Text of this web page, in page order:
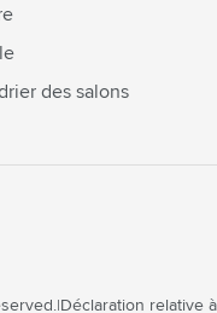
des salons
Déclaration relative